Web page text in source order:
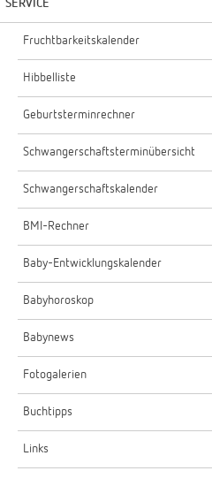
SERVICE
Fruchtbarkeitskalender
Hibbelliste
Geburtsterminrechner
Schwangerschaftsterminübersicht
Schwangerschaftskalender
BMI-Rechner
Baby-Entwicklungskalender
Babyhoroskop
Babynews
Fotogalerien
Buchtipps
Links